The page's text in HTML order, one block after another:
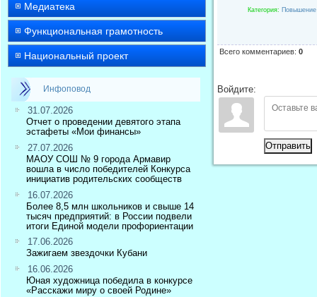
Медиатека
Функциональная грамотность
Национальный проект
Инфоповод
31.07.2026
Отчет о проведении девятого этапа
эстафеты «Мои финансы»
27.07.2026
МАОУ СОШ № 9 города Армавир
вошла в число победителей Конкурса
инициатив родительских сообществ
16.07.2026
Более 8,5 млн школьников и свыше 14
тысяч предприятий: в России подвели
итоги Единой модели профориентации
17.06.2026
Зажигаем звездочки Кубани
16.06.2026
Юная художница победила в конкурсе
«Расскажи миру о своей Родине»
Категория: Повышение
Всего комментариев: 0
Войдите:
Отправить